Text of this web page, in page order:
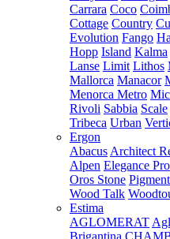
Carrara Coco
Cottage Country
Evolution Fango
Hopp Island Kalma
Lanse Limit Lithos
Mallorca Manacor
Menorca Metro
Rivoli Sabbia Scale
Tribeca Urban
Ergon
Abacus Architect
Alpen Elegance Pro
Oros Stone
Wood Talk
Estima
AGLOMERAT